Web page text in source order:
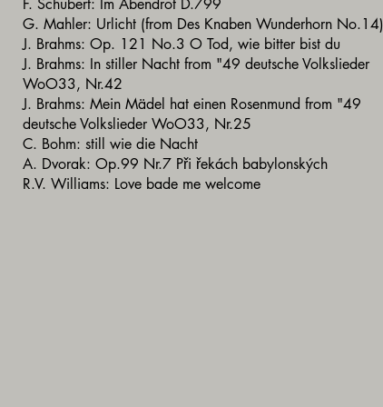
F. Schubert: Im Abendrot D.799
G. Mahler: Urlicht (from Des Knaben Wunderhorn No.14)
J. Brahms: Op. 121 No.3 O Tod, wie bitter bist du
J. Brahms: In stiller Nacht from "49 deutsche Volkslieder
WoO33, Nr.42
J. Brahms: Mein Mädel hat einen Rosenmund from "49
deutsche Volkslieder WoO33, Nr.25
C. Bohm: still wie die Nacht
A. Dvorak: Op.99 Nr.7 Při řekách babylonských
R.V. Williams: Love bade me welcome